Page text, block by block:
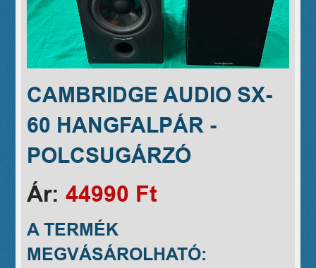
CAMBRIDGE AUDIO SX-
60 HANGFALPÁR -
POLCSUGÁRZÓ
Ár:44990 Ft
A TERMÉK
MEGVÁSÁROLHATÓ: